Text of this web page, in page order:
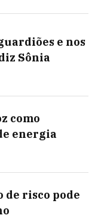
e nos
Sônia
como
energia
de risco pode